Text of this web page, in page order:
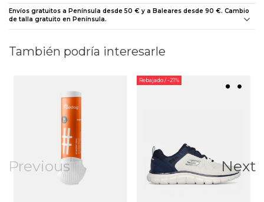
Envíos gratuitos a Península desde 50 € y a Baleares desde 90 €. Cambio
de talla gratuito en Península.
También podría interesarle
Previous
Rebajado/ -21%
Next